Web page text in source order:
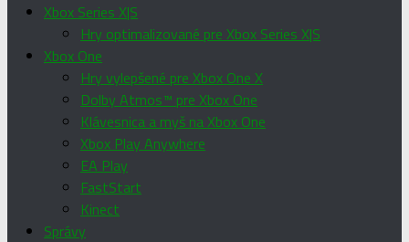
Xbox Series X|S
Hry optimalizované pre Xbox Series X|S
Xbox One
Hry vylepšené pre Xbox One X
Dolby Atmos™ pre Xbox One
Klávesnica a myš na Xbox One
Xbox Play Anywhere
EA Play
FastStart
Kinect
Správy